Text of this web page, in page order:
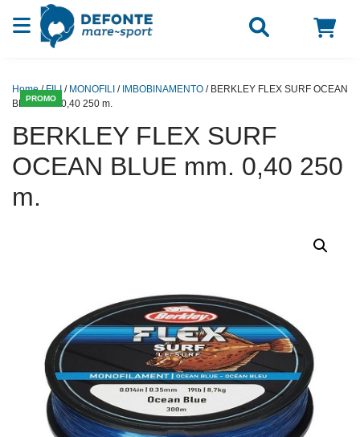
Vai al contenuto
PROMO
Home/FILI / MONOFILI / IMBOBINAMENTO / BERKLEY FLEX SURF OCEAN
BLUE mm. 0,40 250 m.
BERKLEY FLEX SURF
OCEAN BLUE mm. 0,40 250
m.